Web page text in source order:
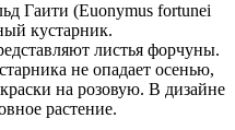
Гаити (Euonymus fortunei
кустарник.
листья форчуны.
не опадает осенью,
на розовую. В дизайне
растение.